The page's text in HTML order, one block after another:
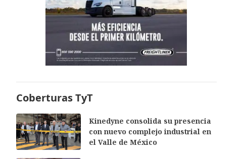
Coberturas TyT
Kinedyne consolida su presencia
con nuevo complejo industrial en
el Valle de México